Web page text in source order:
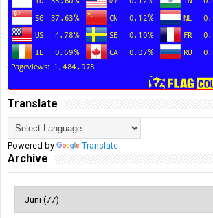
Translate
Powered by Translate
Archive